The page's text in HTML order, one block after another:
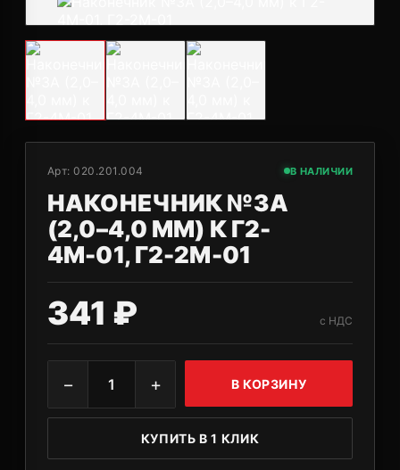
Арт:020.201.004 В НАЛИЧИИ
НАКОНЕЧНИК №3А
(2,0–4,0 ММ) К Г2-
4М-01, Г2-2М-01
341 ₽ с НДС
− 1 + В КОРЗИНУ
КУПИТЬ В 1 КЛИК